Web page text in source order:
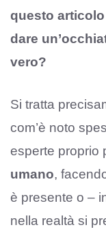
questo
dare
vero?
Si tratta
com’è noto
esperte proprio
umano,
è presente o –
nella realtà si